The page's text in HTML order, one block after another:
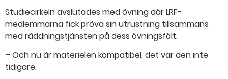
Studiecirkeln avslutades med övning där LRF-
medlemmarna fick pröva sin utrustning tillsammans
med räddningstjänsten på dess övningsfält.
– Och nu är materielen kompatibel, det var den inte
tidigare.